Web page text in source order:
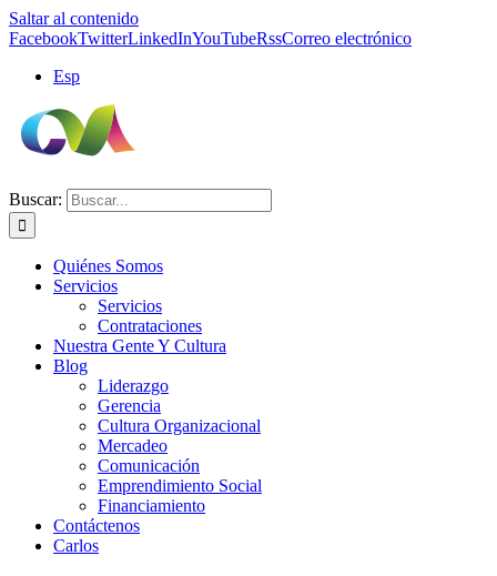
Saltar al contenido
FacebookTwitterLinkedInYouTubeRssCorreo electrónico
Esp
Buscar:
Quiénes Somos
Servicios
Servicios
Contrataciones
Nuestra Gente Y Cultura
Blog
Liderazgo
Gerencia
Cultura Organizacional
Mercadeo
Comunicación
Emprendimiento Social
Financiamiento
Contáctenos
Carlos